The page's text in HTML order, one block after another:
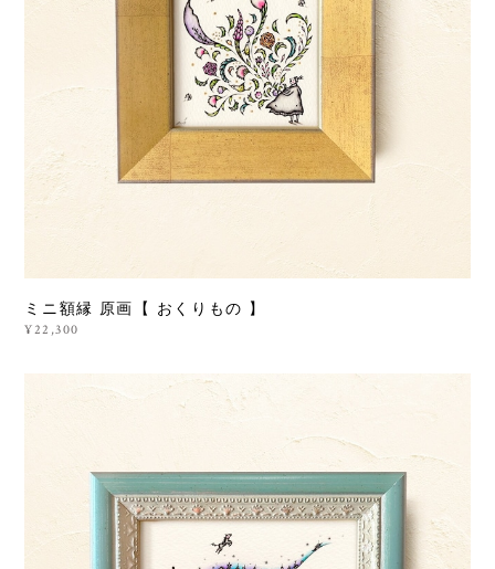
ミニ額縁 原画【 おくりもの 】
¥22,300